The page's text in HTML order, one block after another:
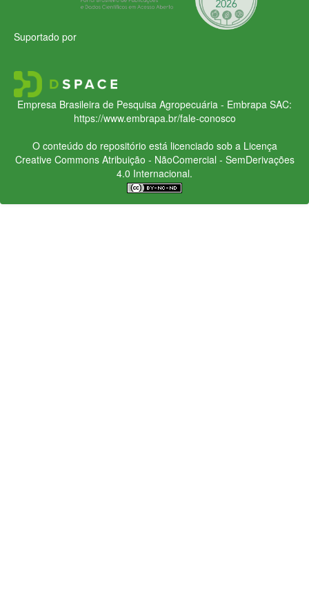
Suportado por
Empresa Brasileira de Pesquisa Agropecuária - Embrapa SAC:
https://www.embrapa.br/fale-conosco
O conteúdo do repositório está licenciado sob a Licença
Creative CommonsAtribuição - NãoComercial - SemDerivações
4.0 Internacional.